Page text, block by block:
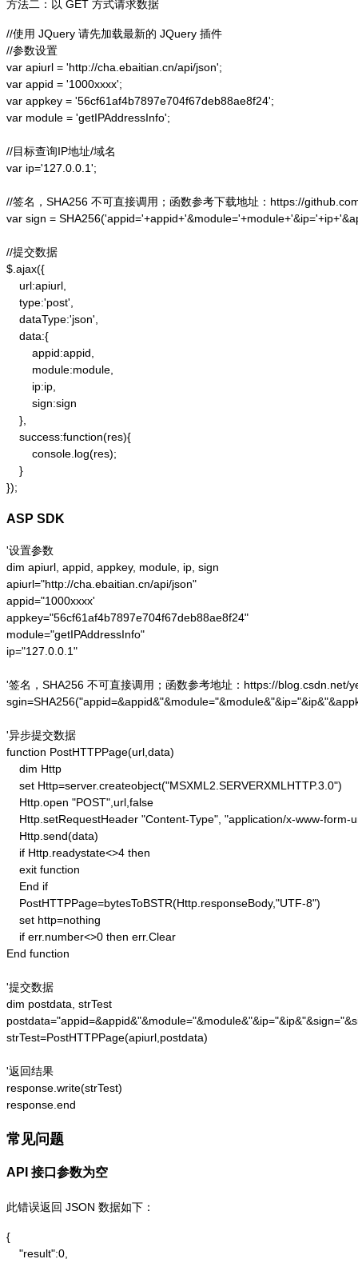
方法二：以 GET 方式请求数据
//使用 JQuery 请先加载最新的 JQuery 插件
//参数设置
var apiurl = 'http://cha.ebaitian.cn/api/json';
var appid = '1000xxxx';
var appkey = '56cf61af4b7897e704f67deb88ae8f24';
var module = 'getIPAddressInfo';
//目标查询IP地址/域名
var ip='127.0.0.1';
//签名，SHA256 不可直接调用；函数参考下载地址：https://
var sign =
//提交数据
$.ajax({
    url:apiurl,
    type:'post',
    dataType:'json',
    data:{
        appid:appid,
        module:module,
        ip:ip,
        sign:sign
    },
    success:function(res){
        console.log(res);
    }
});
ASP SDK
'设置参数
dim apiurl, appid, appkey, module, ip, sign
apiurl="http://cha.ebaitian.cn/api/json"
appid="1000xxxx'
appkey="56cf61af4b7897e704f67deb88ae8f24"
module="getIPAddressInfo"
ip="127.0.0.1"
'签名，SHA256 不可直接调用；函数参考地址：https://blog.csdn.net/
'异步提交数据
function PostHTTPPage(url,data)
    dim Http
    set Http=server.createobject("MSXML2.SERVERXMLHTTP.3.0")
    Http.open "POST",url,false
Http.setRequestHeader "Content-Type", "application/x-www-form-
    Http.send(data)
    if Http.readystate<>4 then
    exit function
    End if
    PostHTTPPage=bytesToBSTR(Http.responseBody,"UTF-8")
    set http=nothing
    if err.number<>0 then err.Clear
End function
'提交数据
dim postdata, strTest
strTest=PostHTTPPage(apiurl,postdata)
'返回结果
response.write(strTest)
response.end
常见问题
API 接口参数为空
此错误返回 JSON 数据如下：
{
    "result":0,